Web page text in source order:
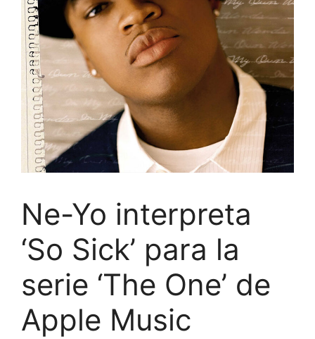
Ne-Yo interpreta
‘So Sick’ para la
serie ‘The One’ de
Apple Music